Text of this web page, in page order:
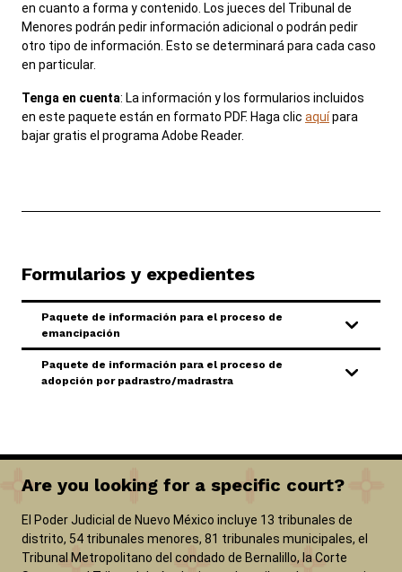
en cuanto a forma y contenido. Los jueces del Tribunal de
Menores podrán pedir información adicional o podrán pedir
otro tipo de información. Esto se determinará para cada caso
en particular.
Tenga en cuenta: La información y los formularios incluidos
en este paquete están en formato PDF. Haga clic aquípara
bajar gratis el programa Adobe Reader.
Formularios y expedientes
Paquete de información para el proceso de
emancipación
Paquete de información para el proceso de
adopción por padrastro/madrastra
Are you looking for a specific court?
El Poder Judicial de Nuevo México incluye 13 tribunales de
distrito, 54 tribunales menores, 81 tribunales municipales, el
Tribunal Metropolitano del condado de Bernalillo, la Corte